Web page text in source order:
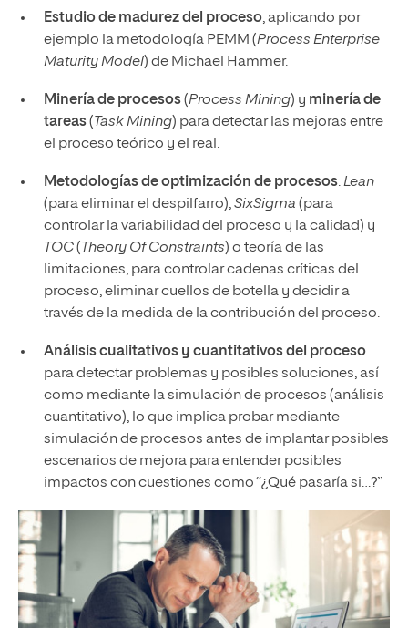
Estudio de madurez del proceso, aplicando por
ejemplo la metodología PEMM (Process Enterprise
Maturity Model) de Michael Hammer.
Minería de procesos(Process Mining) y minería de
tareas( Task Mining) para detectar las mejoras entre
el proceso teórico y el real.
Metodologías de optimización de procesos:Lean
(para eliminar el despilfarro),SixSigma (para
controlar la variabilidad del proceso y la calidad) y
TOC( Theory Of Constraints) o teoría de las
limitaciones, para controlar cadenas críticas del
proceso, eliminar cuellos de botella y decidir a
través de la medida de la contribución del proceso.
Análisis cualitativos y cuantitativos del proceso
para detectar problemas y posibles soluciones, así
como mediante la simulación de procesos (análisis
cuantitativo), lo que implica probar mediante
simulación de procesos antes de implantar posibles
escenarios de mejora para entender posibles
impactos con cuestiones como “¿Qué pasaría si…?”